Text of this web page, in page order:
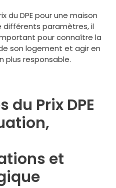
du DPE pour une maison
différents paramètres, il
pour connaître la
son logement et agir en
plus responsable.
du Prix DPE
et